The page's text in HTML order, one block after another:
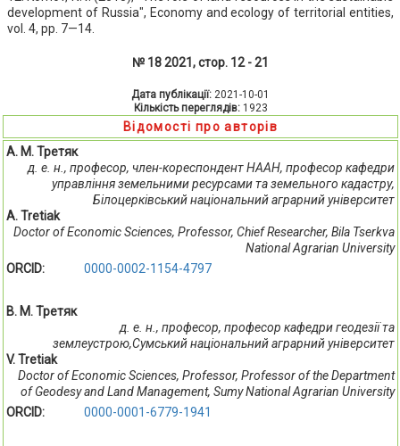
development of Russia", Economy and ecology of territorial entities,
vol. 4, pp. 7—14.
№ 18 2021, стор. 12 - 21
Дата публікації: 2021-10-01
Кількість переглядів: 1923
Відомості про авторів
А. М. Третяк
д. е. н., професор, член-кореспондент НААН, професор кафедри
управління земельними ресурсами та земельного кадастру,
Білоцерківський національний аграрний університет
A. Tretiak
Doctor of Economic Sciences, Professor, Chief Researcher, Bila Tserkva
National Agrarian University
ORCID:
0000-0002-1154-4797
В. М. Третяк
д. е. н., професор, професор кафедри геодезії та
землеустрою,Сумський національний аграрний університет
V. Tretiak
Doctor of Economic Sciences, Professor, Professor of the Department
of Geodesy and Land Management, Sumy National Agrarian University
ORCID:
0000-0001-6779-1941